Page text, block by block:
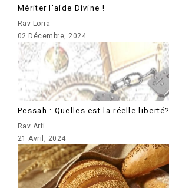
Mériter l'aide Divine !
Rav Loria
02 Décembre, 2024
Pessah : Quelles est la réelle liberté?
Rav Arfi
21 Avril, 2024